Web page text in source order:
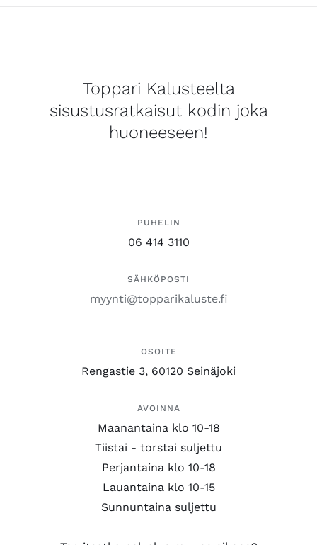
Toppari Kalusteelta
sisustusratkaisut kodin joka
huoneeseen!
PUHELIN
06 414 3110
SÄHKÖPOSTI
myynti@topparikaluste.fi
OSOITE
Rengastie 3, 60120 Seinäjoki
AVOINNA
Maanantaina klo 10-18
Tiistai - torstai suljettu
Perjantaina klo 10-18
Lauantaina klo 10-15
Sunnuntaina suljettu